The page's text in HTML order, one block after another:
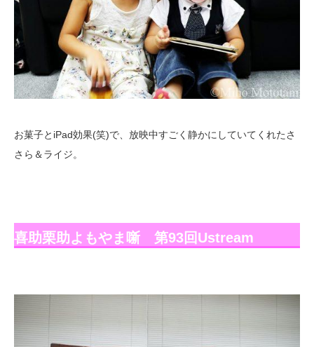
お菓子とiPad効果(笑)で、放映中すごく静かにしていてくれたさ
さら＆ライジ。
喜助栗助よもやま噺 第93回Ustream